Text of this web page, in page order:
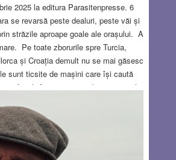
2025 la editura Parasitenpresse. 6
se revarsă peste dealuri, peste văi și
străzile aproape goale ale orașului. A
Pe toate zborurile spre Turcia,
și Croația demult nu se mai găsesc
sunt ticsite de mașini care își caută
familii întregi, cu cățel și cu purcel,
de moarte. Eu mă îndrept, șontâc-
de tramvai și mă bucur că vagonul e
picioarele și să mă întorc la viața
răblăgit, e drept, dar acceptabil, după